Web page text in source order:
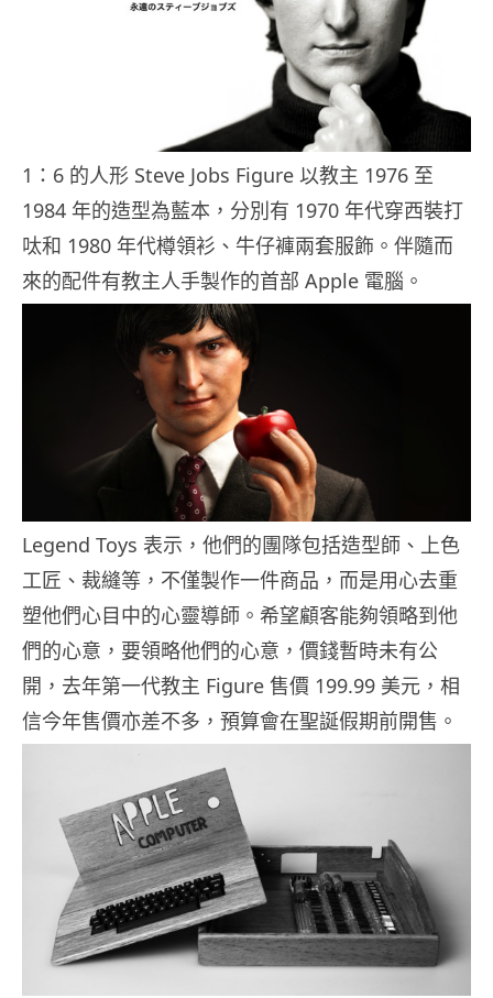
1：6 的人形 Steve Jobs Figure 以教主 1976 至
1984 年的造型為藍本，分別有 1970 年代穿西裝打
呔和 1980 年代樽領衫、牛仔褲兩套服飾。伴隨而
來的配件有教主人手製作的首部 Apple 電腦。
Legend Toys 表示，他們的團隊包括造型師、上色
工匠、裁縫等，不僅製作一件商品，而是用心去重
塑他們心目中的心靈導師。希望顧客能夠領略到他
們的心意，要領略他們的心意，價錢暫時未有公
開，去年第一代教主 Figure 售價 199.99 美元，相
信今年售價亦差不多，預算會在聖誕假期前開售。